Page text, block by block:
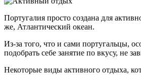
Португалия просто создана для
же, Атлантический океан.
Из-за того, что и сами португальцы,
подобрать себе занятие по вкусу, не
Некоторые виды активного отдыха,